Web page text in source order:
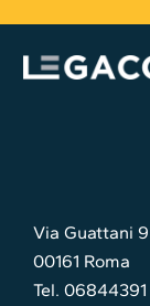
Via Guattani 9
00161 Roma
Tel. 06844391